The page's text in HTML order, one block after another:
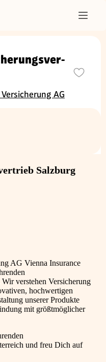
Versicherung AG
Salzburg
AG Vienna Insurance
verstehen Versicherung
hochwertigen
unserer Produkte
mit größtmöglicher
und freu Dich auf